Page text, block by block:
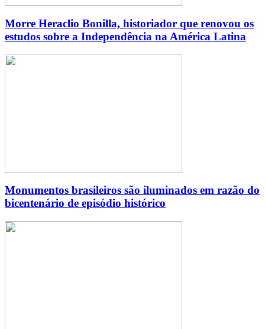
Morre Heraclio Bonilla, historiador que renovou os
estudos sobre a Independência na América Latina
Monumentos brasileiros são iluminados em razão do
bicentenário de episódio histórico